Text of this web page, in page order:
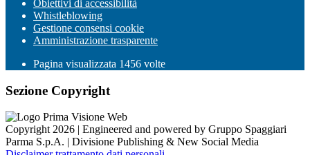
Obiettivi di accessibilità
Whistleblowing
Gestione consensi cookie
Amministrazione trasparente
Pagina visualizzata 1456 volte
Sezione Copyright
Copyright 2026 | Engineered and powered by Gruppo Spaggiari
Parma S.p.A. | Divisione Publishing & New Social Media